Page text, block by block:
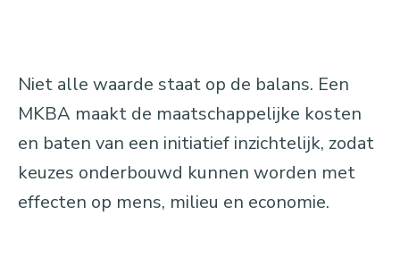
Niet alle waarde staat op de balans. Een
MKBA maakt de maatschappelijke kosten
en baten van een initiatief inzichtelijk, zodat
keuzes onderbouwd kunnen worden met
effecten op mens, milieu en economie.